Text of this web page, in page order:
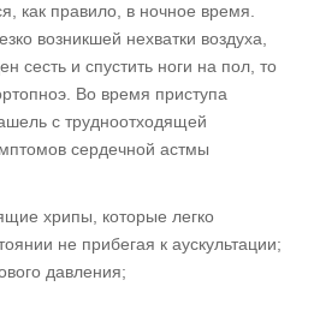
как правило, в ночное время.
возникшей нехватки воздуха,
сесть и спустить ноги на пол, то
Во время приступа
с трудноотходящей
сердечной астмы
хрипы, которые легко
не прибегая к аускультации;
давления;